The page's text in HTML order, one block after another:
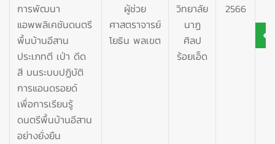
การพัฒนา
แอพพลิเคชันดนตรี
พื้นบ้านอีสาน
ประเภทตี เป่า ดีด
สี บนระบบปฏิบัติ
การแอนดรอยด์
เพื่อการเรียนรู้
ดนตรีพื้นบ้านอีสาน
อย่างยั่งยืน
ผู้ช่วย
ศาสตราจารย์
โยธิน พลเขต
วิทยาลัย
นาฏ
ศิลป
ร้อยเอ็ด
2566